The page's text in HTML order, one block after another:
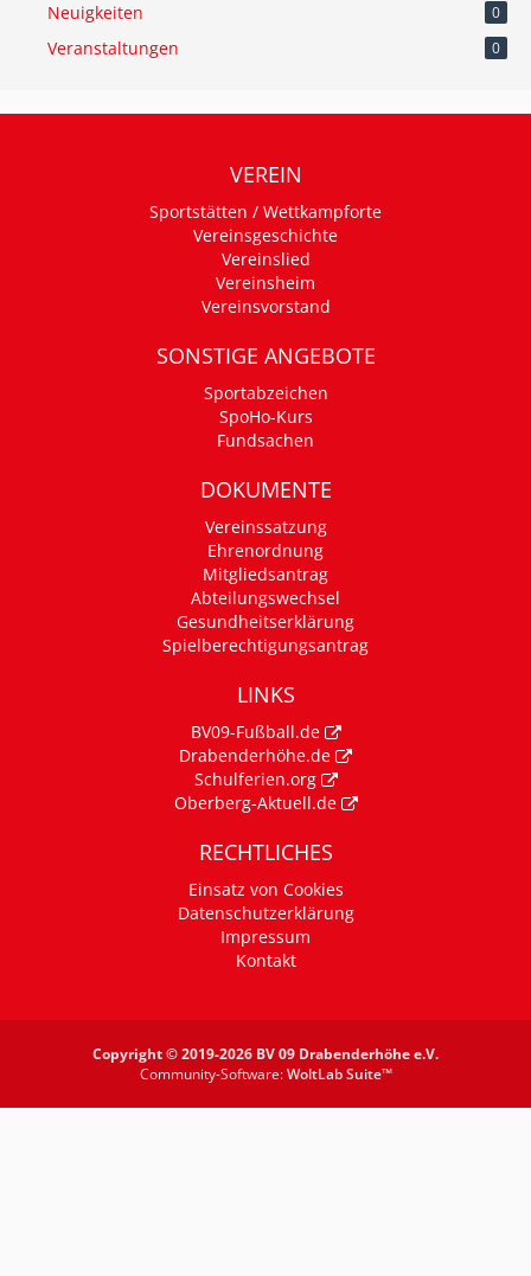
Neuigkeiten 0
Veranstaltungen 0
VEREIN
Sportstätten / Wettkampforte
Vereinsgeschichte
Vereinslied
Vereinsheim
Vereinsvorstand
SONSTIGE ANGEBOTE
Sportabzeichen
SpoHo-Kurs
Fundsachen
DOKUMENTE
Vereinssatzung
Ehrenordnung
Mitgliedsantrag
Abteilungswechsel
Gesundheitserklärung
Spielberechtigungsantrag
LINKS
BV09-Fußball.de
Drabenderhöhe.de
Schulferien.org
Oberberg-Aktuell.de
RECHTLICHES
Einsatz von Cookies
Datenschutzerklärung
Impressum
Kontakt
Copyright © 2019-2026 BV 09 Drabenderhöhe e.V.
Community-Software:WoltLab Suite™